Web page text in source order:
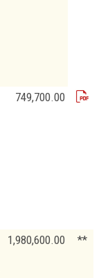
749,700.00
1,980,600.00 **